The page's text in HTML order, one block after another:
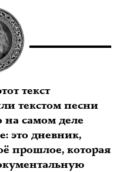
текст
текстом песни
на самом деле
это дневник,
прошлое, которая